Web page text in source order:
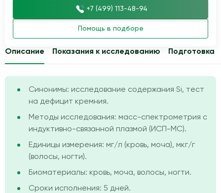
Описание Показания к исследованию Подготовка
Синонимы: исследование содержания Si, тест
на дефицит кремния.
Методы исследования: масс-спектрометрия с
индуктивно-связанной плазмой (ИСП-МС).
Единицы измерения: мг/л (кровь, моча), мкг/г
(волосы, ногти).
Биоматериалы: кровь, моча, волосы, ногти.
Сроки исполнения: 5 дней.
+7 (499) 113-48-94
Помощь в подборе